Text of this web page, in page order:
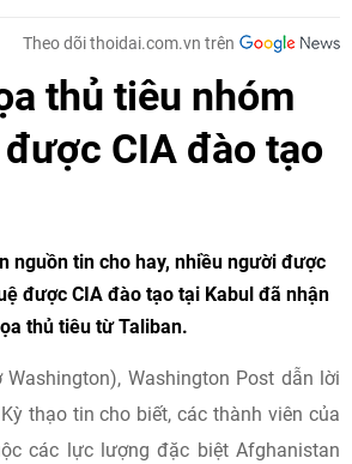
Theo dõi thoidai.com.vn trên
thủ tiêu nhóm
CIA đào tạo
nguồn tin cho hay, nhiều người được
được CIA đào tạo tại Kabul đã nhận
thủ tiêu từ Taliban.
Washington Post dẫn lời
thạo tin cho biết, các thành viên của
các lực lượng đặc biệt Afghanistan